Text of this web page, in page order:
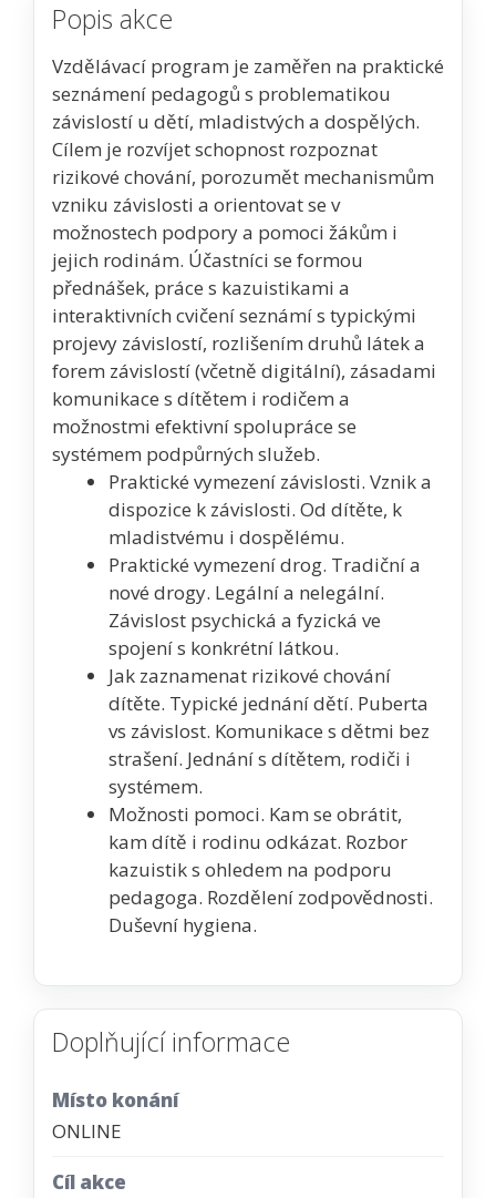
Popis akce
Vzdělávací program je zaměřen na praktické
seznámení pedagogů s problematikou
závislostí u dětí, mladistvých a dospělých.
Cílem je rozvíjet schopnost rozpoznat
rizikové chování, porozumět mechanismům
vzniku závislosti a orientovat se v
možnostech podpory a pomoci žákům i
jejich rodinám. Účastníci se formou
přednášek, práce s kazuistikami a
interaktivních cvičení seznámí s typickými
projevy závislostí, rozlišením druhů látek a
forem závislostí (včetně digitální), zásadami
komunikace s dítětem i rodičem a
možnostmi efektivní spolupráce se
systémem podpůrných služeb.
Praktické vymezení závislosti. Vznik a
dispozice k závislosti. Od dítěte, k
mladistvému i dospělému.
Praktické vymezení drog. Tradiční a
nové drogy. Legální a nelegální.
Závislost psychická a fyzická ve
spojení s konkrétní látkou.
Jak zaznamenat rizikové chování
dítěte. Typické jednání dětí. Puberta
vs závislost. Komunikace s dětmi bez
strašení. Jednání s dítětem, rodiči i
systémem.
Možnosti pomoci. Kam se obrátit,
kam dítě i rodinu odkázat. Rozbor
kazuistik s ohledem na podporu
pedagoga. Rozdělení zodpovědnosti.
Duševní hygiena.
Doplňující informace
Místo konání
ONLINE
Cíl akce